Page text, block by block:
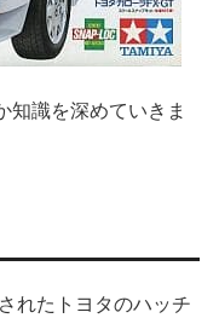
知識を深めていきま
れたトヨタのハッチ